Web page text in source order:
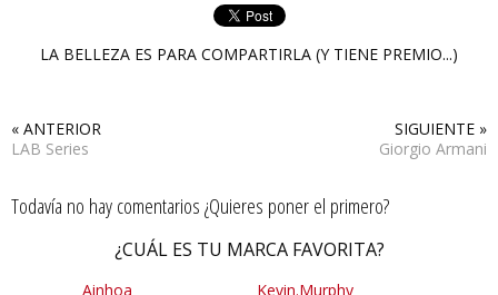
LA BELLEZA ES PARA COMPARTIRLA (Y TIENE PREMIO...)
« ANTERIOR
LAB Series
SIGUIENTE »
Giorgio Armani
Todavía no hay comentarios ¿Quieres poner el primero?
¿CUÁL ES TU MARCA FAVORITA?
Ainhoa
Kevin.Murphy